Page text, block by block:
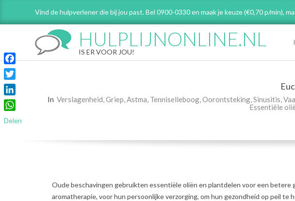
Vind de hulpverlener die bij jou past. Bel 0900-0330 en maak je keuze (€0,70 p/min),
HULPLIJNONLINE.NL
IS ER VOOR JOU!
Menu
In Verslagenheid,Griep,Astma, Tenniselleboog,Oorontsteking,Sinusitis,
Essentiële
Oude beschavingen gebruikten essentiële oliën en plantdelen voor een betere
aromatherapie, voor hun persoonlijke verzorging, om hun gezondheid op peil te
Facebook
Twitter
LinkedIn
WhatsApp
Delen